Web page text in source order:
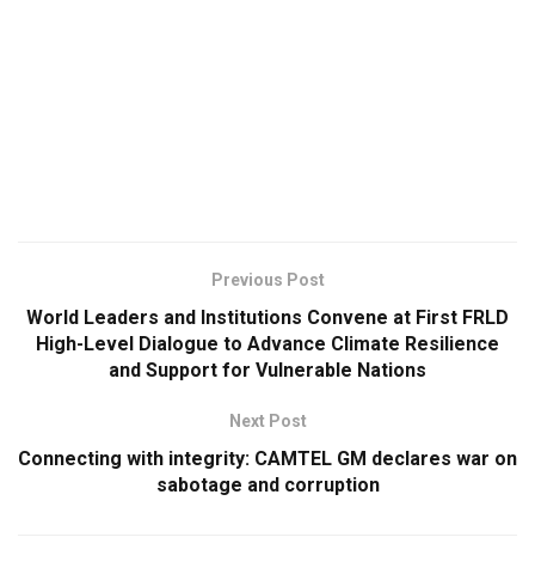
Previous Post
World Leaders and Institutions Convene at First FRLD
High-Level Dialogue to Advance Climate Resilience
and Support for Vulnerable Nations
Next Post
Connecting with integrity: CAMTEL GM declares war on
sabotage and corruption